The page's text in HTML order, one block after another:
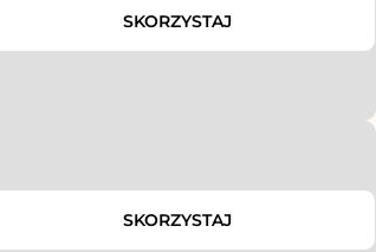
SKORZYSTAJ
SKORZYSTAJ